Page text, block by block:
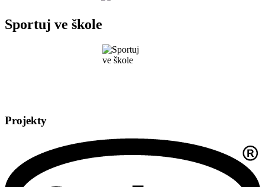
Sportuj ve škole
Projekty